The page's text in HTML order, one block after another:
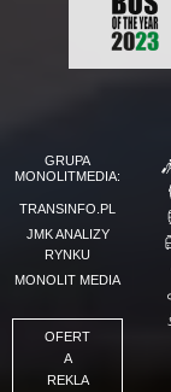
GRUPA
MONOLITMEDIA:
TRANSINFO.PL
JMK ANALIZY
RYNKU
MONOLIT MEDIA
OFERT
A
REKLA